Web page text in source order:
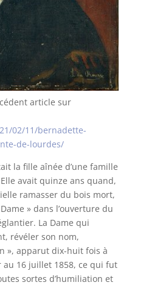
article sur
02/11/bernadette-
de-lourdes/
la fille aînée d’une famille
avait quinze ans quand,
ramasser du bois mort,
» dans l’ouverture du
La Dame qui
révéler son nom,
», apparut dix-huit fois à
16 juillet 1858, ce qui fut
sortes d’humiliation et